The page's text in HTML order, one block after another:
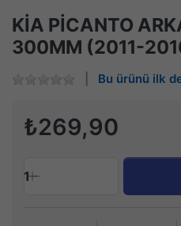
KİA PİCANTO
300MM (2011-
Bu ürünü ilk
₺269,90
1